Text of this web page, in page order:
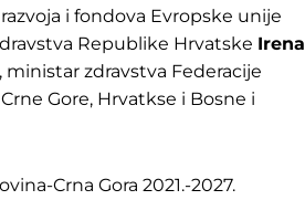
i fondova Evropske unije
Republike Hrvatske Irena
, ministar zdravstva Federacije
Gore, Hrvatkse i Bosne i
Crna Gora 2021.-2027.